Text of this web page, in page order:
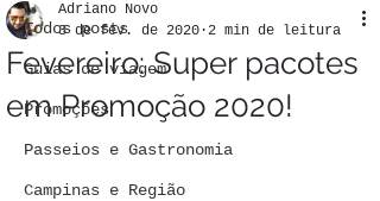
Todos posts
Guias de viagem
Promoções
Passeios e Gastronomia
Campinas e Região
Fevereiro: Super pacotes
em Promoção 2020!
Adriano Novo
3 de fev. de 2020 2 min de leitura